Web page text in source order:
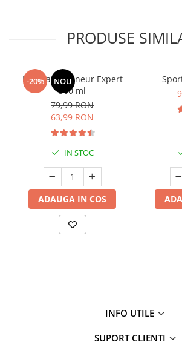
PRODUSE
-20% NOU
Manhaē Draineur Expert
500 ml
79,99 RON
63,99 RON
IN STOC
ADAUGA IN COS
INFO UTILE
SUPORT CLIENTI